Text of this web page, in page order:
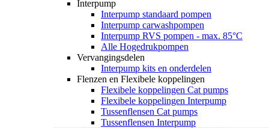
Interpump
Interpump standaard pompen
Interpump carwashpompen
Interpump RVS pompen - max. 85°C
Alle Hogedrukpompen
Vervangingsdelen
Interpump kits en onderdelen
Flenzen en Flexibele koppelingen
Flexibele koppelingen Cat pumps
Flexibele koppelingen Interpump
Tussenflensen Cat pumps
Tussenflensen Interpump